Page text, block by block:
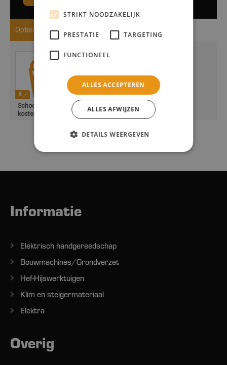
Opties
€ ,-
Schoonmaak
kosten vanaf 50,-
Informatie
Elektrisch handgereedschap
Bouwmachines/Grondverzet
Hef-Hijswerktuigen
Klim en steigermateriaal
Elektra
Overig
STRIKT NOODZAKELIJK
PRESTATIE TARGETING
FUNCTIONEEL
ALLES ACCEPTEREN
ALLES AFWIJZEN
DETAILS WEERGEVEN